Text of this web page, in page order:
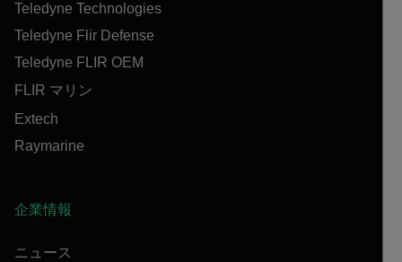
Teledyne Technologies
Teledyne Flir Defense
Teledyne FLIR OEM
FLIR マリン
Extech
Raymarine
企業情報
ニュース